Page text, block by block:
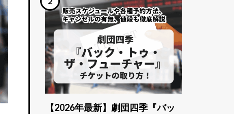
【2026年最新】劇団四季『バッ